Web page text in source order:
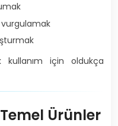
vurgulamak
kullanım için oldukça
Ürünler